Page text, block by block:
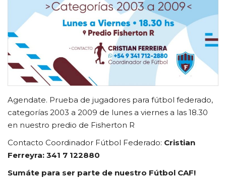
CLUB DE BENEFICIOS
Contacto
Agendate. Prueba de jugadores para fútbol federado,
categorías 2003 a 2009 de lunes a viernes a las 18.30
en nuestro predio de Fisherton R
Contacto Coordinador Fútbol Federado: Cristian
Ferreyra: 341 7 122880
Sumáte para ser parte de nuestro Fútbol CAF!